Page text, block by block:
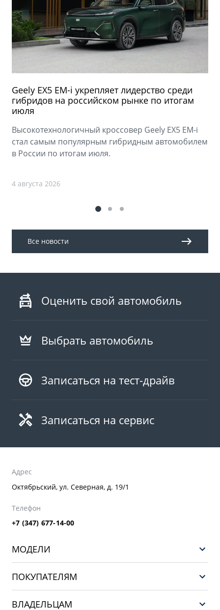
Geely EX5 EM-i укрепляет лидерство среди
гибридов на российском рынке по итогам
июля
Высокотехнологичный кроссовер Geely EX5 EM-i
стал самым популярным гибридным автомобилем
в России по итогам июля.
4 августа 2026
Все новости
Оценить свой автомобиль
Выбрать автомобиль
Записаться на тест-драйв
Записаться на сервис
Адрес
Октябрьский, ул. Северная, д. 19/1
Телефон
+7 (347) 677-14-00
МОДЕЛИ
CITYRAY
ПОКУПАТЕЛЯМ
ВЛАДЕЛЬЦАМ